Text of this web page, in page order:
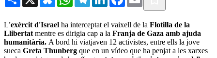
L'exèrcit d'Israel ha interceptat el vaixell de la Flotilla de la
Llibertat mentre es dirigia cap a la Franja de Gaza amb ajuda
humanitària. A bord hi viatjaven 12 activistes, entre ells la jove
sueca Greta Thunberg que en un vídeo que ha penjat a les xarxes